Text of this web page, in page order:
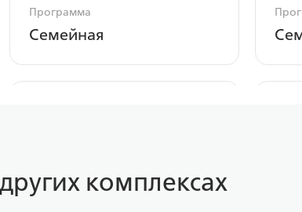
Программа
Семейная
от 6.00%
комплексах